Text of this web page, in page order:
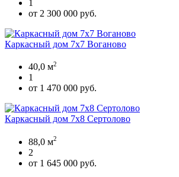
1
от 2 300 000 руб.
Каркасный дом 7х7 Воганово
40,0 м2
1
от 1 470 000 руб.
Каркасный дом 7х8 Сертолово
88,0 м2
2
от 1 645 000 руб.